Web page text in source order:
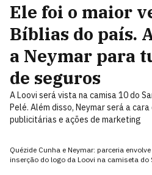
Ele foi o maior
Bíblias do país.
a Neymar para
de seguros
A Loovi será vista na camisa 10 do
Pelé. Além disso, Neymar será a
publicitárias e ações de marketing
Quézide Cunha e Neymar: parceria
inserção do logo da Loovi na camiseta do